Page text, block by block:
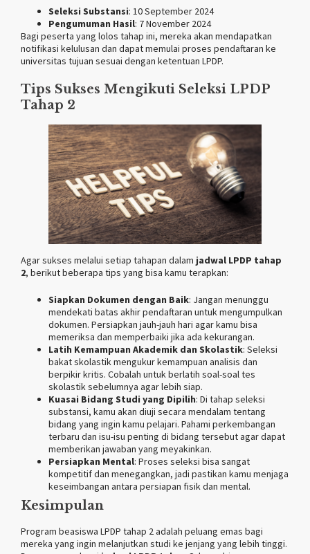
Seleksi Substansi: 10 September 2024
Pengumuman Hasil: 7 November 2024
Bagi peserta yang lolos tahap ini, mereka akan mendapatkan
notifikasi kelulusan dan dapat memulai proses pendaftaran ke
universitas tujuan sesuai dengan ketentuan LPDP.
Tips Sukses Mengikuti Seleksi LPDP
Tahap 2
Agar sukses melalui setiap tahapan dalam jadwal LPDP tahap
2, berikut beberapa tips yang bisa kamu terapkan:
Siapkan Dokumen dengan Baik: Jangan menunggu
mendekati batas akhir pendaftaran untuk mengumpulkan
dokumen. Persiapkan jauh-jauh hari agar kamu bisa
memeriksa dan memperbaiki jika ada kekurangan.
Latih Kemampuan Akademik dan Skolastik: Seleksi
bakat skolastik mengukur kemampuan analisis dan
berpikir kritis. Cobalah untuk berlatih soal-soal tes
skolastik sebelumnya agar lebih siap.
Kuasai Bidang Studi yang Dipilih: Di tahap seleksi
substansi, kamu akan diuji secara mendalam tentang
bidang yang ingin kamu pelajari. Pahami perkembangan
terbaru dan isu-isu penting di bidang tersebut agar dapat
memberikan jawaban yang meyakinkan.
Persiapkan Mental: Proses seleksi bisa sangat
kompetitif dan menegangkan, jadi pastikan kamu menjaga
keseimbangan antara persiapan fisik dan mental.
Kesimpulan
Program beasiswa LPDP tahap 2 adalah peluang emas bagi
mereka yang ingin melanjutkan studi ke jenjang yang lebih tinggi.